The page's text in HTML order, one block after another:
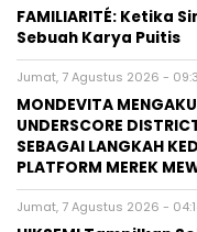
FAMILIARITÉ: Ketika
Sebuah Karya Puitis
Jumat, 7 Agustus 2026 -
MONDEVITA
UNDERSCORE
SEBAGAI LANGKAH
PLATFORM MEREK
Jumat, 7 Agustus 2026 -